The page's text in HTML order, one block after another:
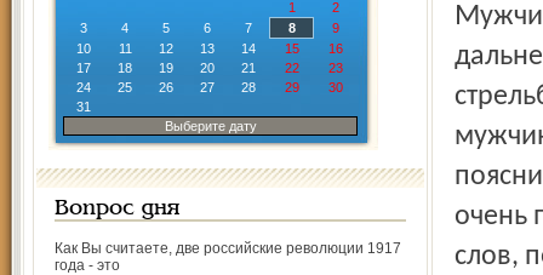
1
2
3
4 5 6 7 8
9
10
11 12 13 14 15
16
17
18 19 20 21 22
23
24
25 26 27 28 29
30
31
Выберите дату
Вопрос дня
Как Вы считаете, две российские революции 1917
года - это
Мужчину доставили в Гаврилов-Ямский ОМВД. В ходе
очень
слов,